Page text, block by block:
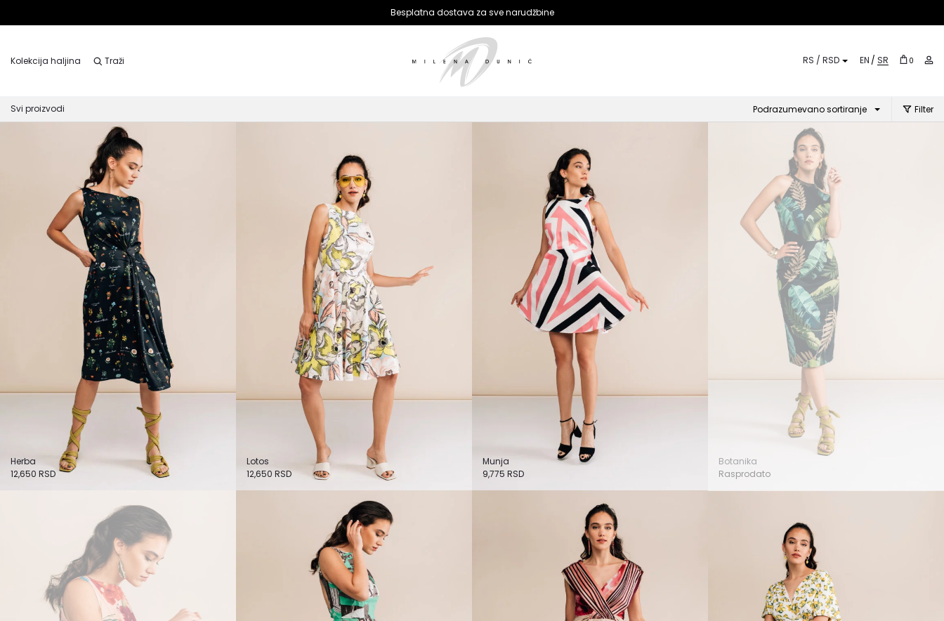
Besplatna dostava za sve narudžbine
Kolekcija haljina Traži EN SR 0
Svi proizvodi Podrazumevano sortiranje Filter
Herba
12,650 RSD
Lotos
12,650 RSD
Munja
9,775 RSD
Botanika
Rasprodato